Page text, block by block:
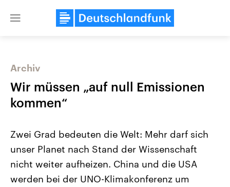
Close
Landtagswahl Sachsen-Anhalt
USA
Archiv
Wir müssen „auf null Emissionen
kommen“
Zwei Grad bedeuten die Welt: Mehr darf sich
unser Planet nach Stand der Wissenschaft
nicht weiter aufheizen. China und die USA
werden bei der UNO-Klimakonferenz um